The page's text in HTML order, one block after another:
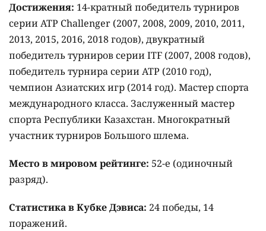
Достижения: 14-кратный победитель турниров
серии ATP Challenger (2007, 2008, 2009, 2010, 2011,
2013, 2015, 2016, 2018 годов), двукратный
победитель турниров серии ITF (2007, 2008 годов),
победитель турнира серии ATP (2010 год),
чемпион Азиатских игр (2014 год). Мастер спорта
международного класса. Заслуженный мастер
спорта Республики Казахстан. Многократный
участник турниров Большого шлема.
Место в мировом рейтинге: 52-е (одиночный
разряд).
Статистика в Кубке Дэвиса: 24 победы, 14
поражений.